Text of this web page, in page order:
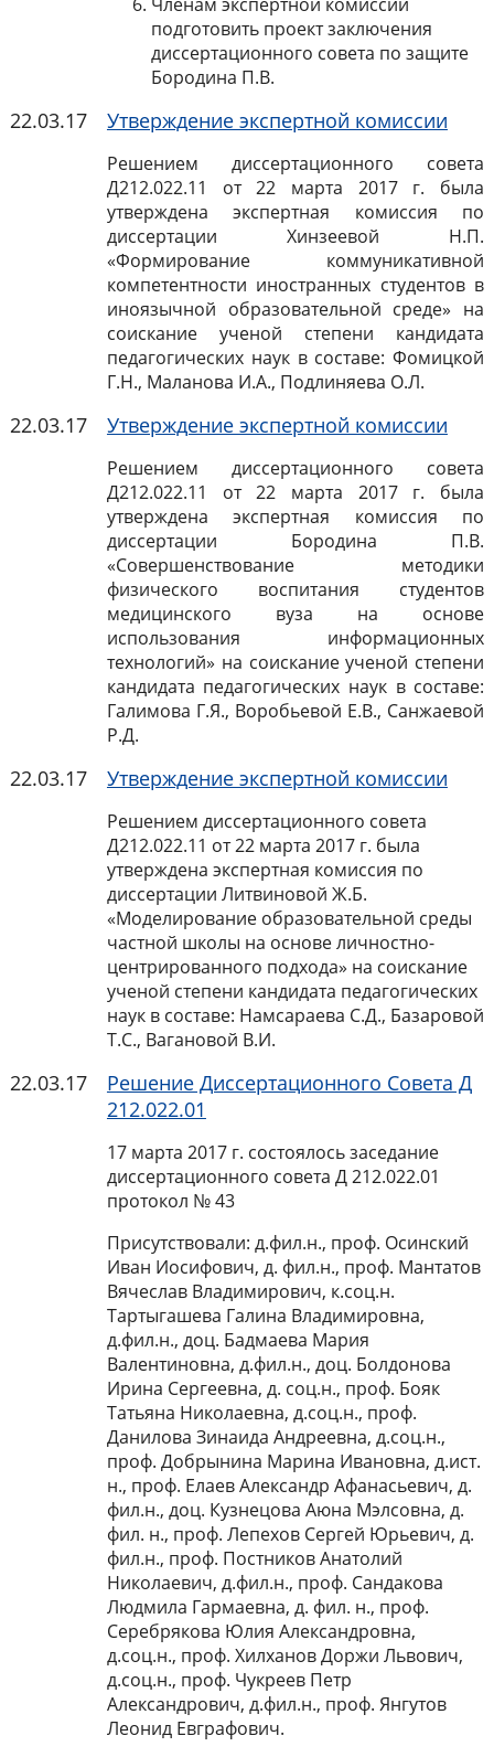
Членам экспертной комиссии
подготовить проект заключения
диссертационного совета по защите
Бородина П.В.
22.03.17 Утверждение экспертной комиссии
Решением диссертационного совета
Д212.022.11 от 22 марта 2017 г. была
утверждена экспертная комиссия по
диссертации Хинзеевой Н.П.
«Формирование коммуникативной
компетентности иностранных студентов в
иноязычной образовательной среде» на
соискание ученой степени кандидата
педагогических наук в составе: Фомицкой
Г.Н., Маланова И.А., Подлиняева О.Л.
22.03.17 Утверждение экспертной комиссии
Решением диссертационного совета
Д212.022.11 от 22 марта 2017 г. была
утверждена экспертная комиссия по
диссертации Бородина П.В.
«Совершенствование методики
физического воспитания студентов
медицинского вуза на основе
использования информационных
технологий» на соискание ученой степени
кандидата педагогических наук в составе:
Галимова Г.Я., Воробьевой Е.В., Санжаевой
Р.Д.
22.03.17 Утверждение экспертной комиссии
Решением диссертационного совета
Д212.022.11 от 22 марта 2017 г. была
утверждена экспертная комиссия по
диссертации Литвиновой Ж.Б.
«Моделирование образовательной среды
частной школы на основе личностно-
центрированного подхода» на соискание
ученой степени кандидата педагогических
наук в составе: Намсараева С.Д., Базаровой
Т.С., Вагановой В.И.
22.03.17
Решение Диссертационного Совета Д
212.022.01
17 марта 2017 г. состоялось заседание
диссертационного совета Д 212.022.01
протокол № 43
Присутствовали: д.фил.н., проф. Осинский
Иван Иосифович, д. фил.н., проф. Мантатов
Вячеслав Владимирович, к.соц.н.
Тартыгашева Галина Владимировна,
д.фил.н., доц. Бадмаева Мария
Валентиновна, д.фил.н., доц. Болдонова
Ирина Сергеевна, д. соц.н., проф. Бояк
Татьяна Николаевна, д.соц.н., проф.
Данилова Зинаида Андреевна, д.соц.н.,
проф. Добрынина Марина Ивановна, д.ист.
н., проф. Елаев Александр Афанасьевич, д.
фил.н., доц. Кузнецова Аюна Мэлсовна, д.
фил. н., проф. Лепехов Сергей Юрьевич, д.
фил.н., проф. Постников Анатолий
Николаевич, д.фил.н., проф. Сандакова
Людмила Гармаевна, д. фил. н., проф.
Серебрякова Юлия Александровна,
д.соц.н., проф. Хилханов Доржи Львович,
д.соц.н., проф. Чукреев Петр
Александрович, д.фил.н., проф. Янгутов
Леонид Евграфович.